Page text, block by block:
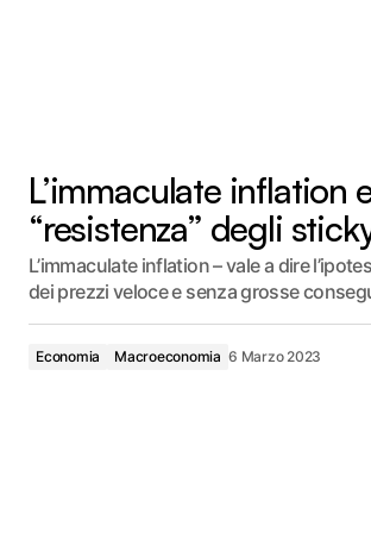
L’immaculate inflation
“resistenza” degli
L’immaculate inflation – vale a dire
dei prezzi veloce e senza grosse
Economia Macroeconomia 6 Marzo 2023